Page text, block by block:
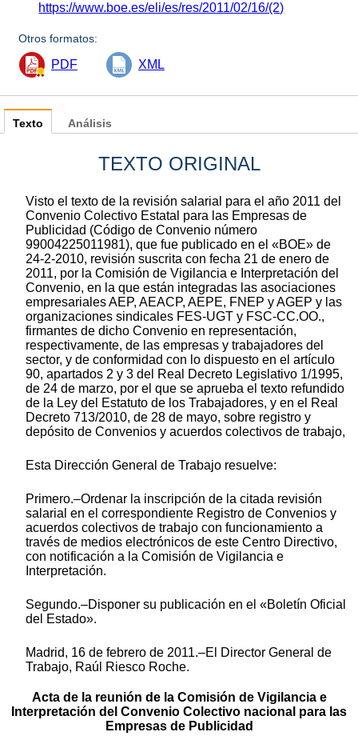
https://www.boe.es/eli/es/res/2011/02/16/(2)
Otros formatos:
PDF XML
Texto
TEXTO ORIGINAL
Visto el texto de la revisión salarial para el año 2011 del
Convenio Colectivo Estatal para las Empresas de
Publicidad (Código de Convenio número
99004225011981), que fue publicado en el «BOE» de
24-2-2010, revisión suscrita con fecha 21 de enero de
2011, por la Comisión de Vigilancia e Interpretación del
Convenio, en la que están integradas las asociaciones
empresariales AEP, AEACP, AEPE, FNEP y AGEP y las
organizaciones sindicales FES-UGT y FSC-CC.OO.,
firmantes de dicho Convenio en representación,
respectivamente, de las empresas y trabajadores del
sector, y de conformidad con lo dispuesto en el artículo
90, apartados 2 y 3 del Real Decreto Legislativo 1/1995,
de 24 de marzo, por el que se aprueba el texto refundido
de la Ley del Estatuto de los Trabajadores, y en el Real
Decreto 713/2010, de 28 de mayo, sobre registro y
depósito de Convenios y acuerdos colectivos de trabajo,
Esta Dirección General de Trabajo resuelve:
Primero.–Ordenar la inscripción de la citada revisión
salarial en el correspondiente Registro de Convenios y
acuerdos colectivos de trabajo con funcionamiento a
través de medios electrónicos de este Centro Directivo,
con notificación a la Comisión de Vigilancia e
Interpretación.
Segundo.–Disponer su publicación en el «Boletín Oficial
del Estado».
Madrid, 16 de febrero de 2011.–El Director General de
Trabajo, Raúl Riesco Roche.
Acta de la reunión de la Comisión de Vigilancia e
Interpretación del Convenio Colectivo nacional para las
Empresas de Publicidad
Análisis